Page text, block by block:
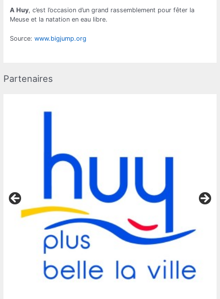
Partenaires
A Huy, c’est l’occasion d’un grand rassemblement pour fêter la
Meuse et la natation en eau libre.
Source: www.bigjump.org